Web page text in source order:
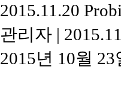
2015.11.20
관리자 |
2015년 10월